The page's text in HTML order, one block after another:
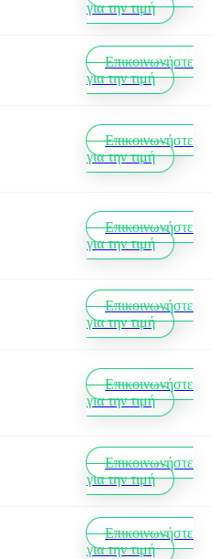
για την τιμή
Επικοινωνήστε
για την τιμή
Επικοινωνήστε
για την τιμή
Επικοινωνήστε
για την τιμή
Επικοινωνήστε
για την τιμή
Επικοινωνήστε
για την τιμή
Επικοινωνήστε
για την τιμή
Επικοινωνήστε
για την τιμή